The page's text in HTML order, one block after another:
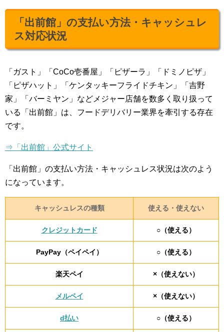
「出前館」の支払い方法・キャッシュレ
ス対応状況
「ガスト」「CoCo壱番屋」「ピザーラ」「ドミノピザ」
「ピザハット」「ケンタッキーフライドチキン」「吉野
家」「バーミヤン」などメジャー店舗を数多く取り扱って
いる「出前館」は、フードデリバリー業界を牽引する存在
です。
⇒「出前館」公式サイト
「出前館」の支払い方法・キャッシュレス状況は次のよう
になっています。
キャッシュレスの種類 使える・使えない
クレジットカード ○（使える）
PayPay（ペイペイ） ○（使える）
楽天ペイ ×（使えない）
メルペイ ×（使えない）
d払い ○（使える）